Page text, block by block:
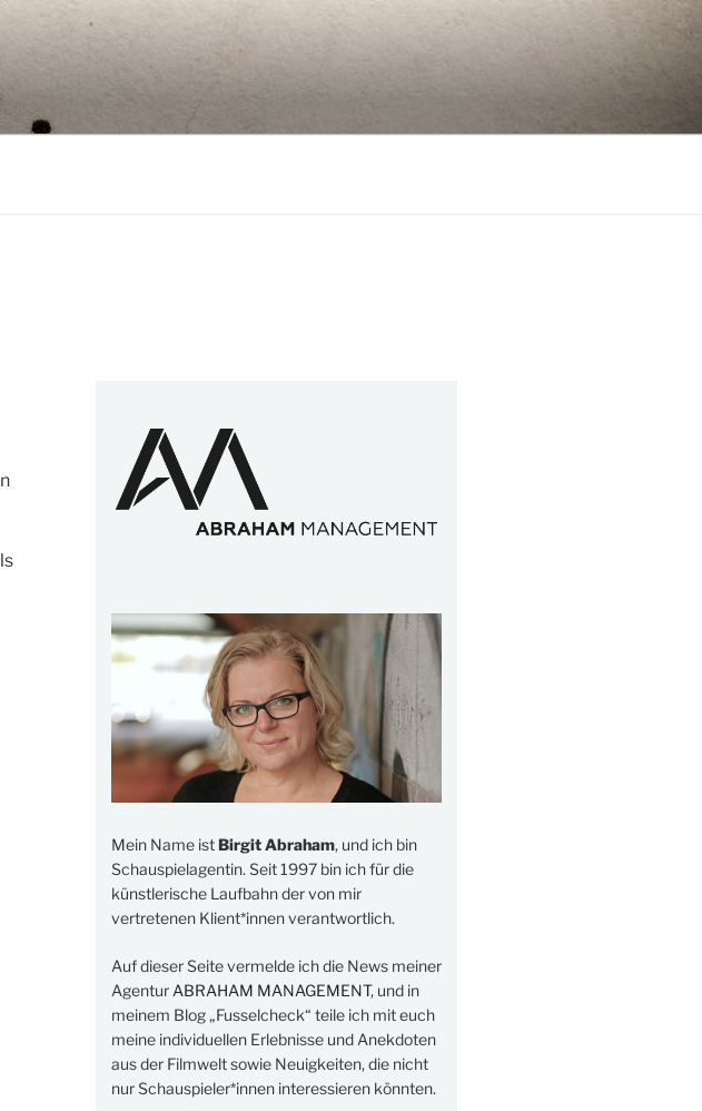
Mein Name istBirgit Abraham, und ich bin
Schauspielagentin. Seit 1997 bin ich für die
künstlerische Laufbahn der von mir
vertretenen Klient*innen verantwortlich.
Auf dieser Seite vermelde ich die News meiner
Agentur ABRAHAM MANAGEMENT, und in
meinem Blog „Fusselcheck“ teile ich mit euch
meine individuellen Erlebnisse und Anekdoten
aus der Filmwelt sowie Neuigkeiten, die nicht
nur Schauspieler*innen interessieren könnten.